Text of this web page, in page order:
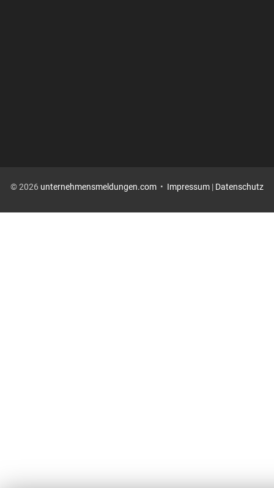
© 2026 unternehmensmeldungen.com • Impressum | Datenschutz